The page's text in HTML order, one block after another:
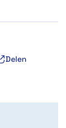
Delen